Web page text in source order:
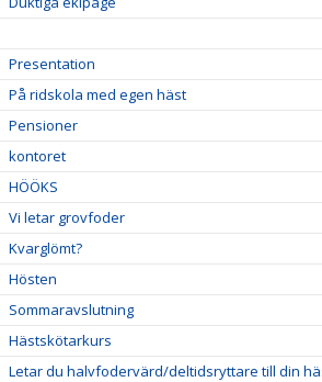
Presentation
På ridskola med egen häst
Pensioner
kontoret
HÖÖKS
Vi letar grovfoder
Kvarglömt?
Hösten
Sommaravslutning
Hästskötarkurs
Letar du halvfodervärd/deltidsryttare till din